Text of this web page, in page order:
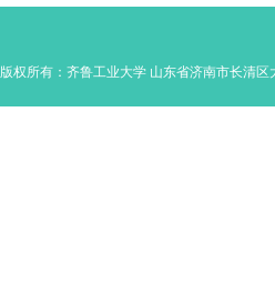
版权所有：齐鲁工业大学 山东省济南市长清区